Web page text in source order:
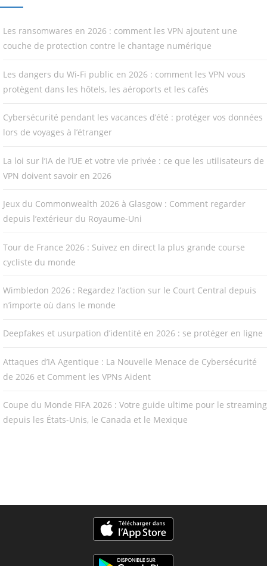
Les ransomwares en 2026 : comment les VPN ajoutent une
couche de protection contre le chantage numérique
Les dangers du Wi-Fi public en 2026 : comment les VPN vous
protègent dans les hôtels, les aéroports et les cafés
Cybersécurité pendant les vacances d’été : protéger vos données
lors de voyages à l’étranger
La loi sur l’IA de l’UE et votre vie privée : ce que les utilisateurs de
VPN doivent savoir en 2026
Jeux du Commonwealth 2026 à Glasgow : Comment regarder
depuis l’extérieur du Royaume-Uni
Tour de France 2026 : Suivez en direct la plus grande course
cycliste du monde
Wimbledon 2026 : Regardez l’action sur le Court Central depuis
n’importe où dans le monde
Deepfakes et usurpation d’identité en 2026 : se protéger en ligne
Attaques d’IA Agentique : La Nouvelle Menace de Cybersécurité
de 2026 et Comment les VPNs Aident
Coupe du Monde FIFA 2026 : Votre guide ultime pour le streaming
depuis les États-Unis, le Canada et le Mexique